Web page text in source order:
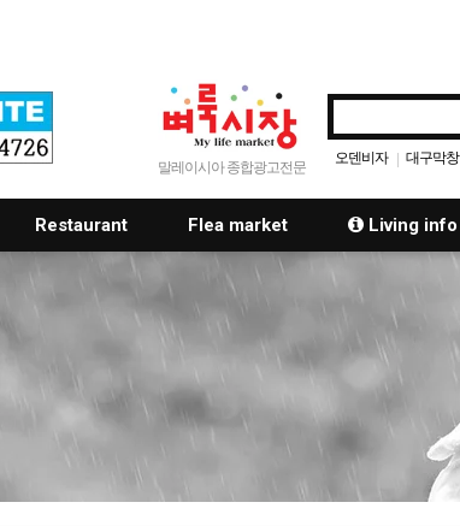
말레이시아 종합광고전문
오덴비자 | 대구막창
Restaurant Flea market Living info